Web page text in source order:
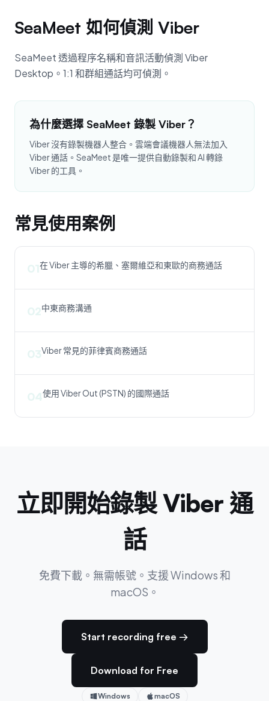
SeaMeet 如何偵測 Viber
SeaMeet 透過程序名稱和音訊活動偵測 Viber
Desktop。1:1 和群組通話均可偵測。
為什麼選擇 SeaMeet 錄製 Viber？
Viber 沒有錄製機器人整合。雲端會議機器人無法加入
Viber 通話。SeaMeet 是唯一提供自動錄製和 AI 轉錄
Viber 的工具。
常見使用案例
01在 Viber 主導的希臘、塞爾維亞和東歐的商務通話
02中東商務溝通
03Viber 常見的菲律賓商務通話
04使用 Viber Out (PSTN) 的國際通話
立即開始錄製 Viber 通
話
免費下載。無需帳號。支援 Windows 和
macOS。
Start recording free →
Download for Free
Windows macOS